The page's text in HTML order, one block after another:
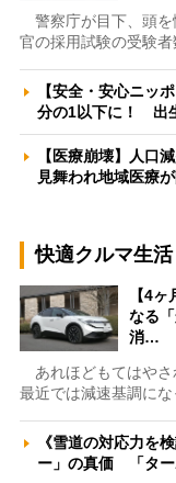
警察庁が目下、頭を
官の採用試験の受験
【安全・安心ニッ
分の1以下に！ 出
【医療崩壊】人口
見舞われ地域医療
快適クルマ生
【4
なる
消…
あれほどもてはやさ
最近では減速基調に
《雪道の対応力を
ー」の真価 「タ